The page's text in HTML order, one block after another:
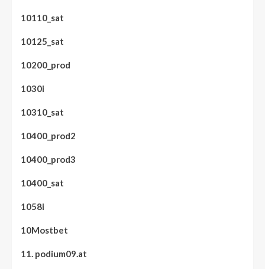
10110_sat
10125_sat
10200_prod
1030i
10310_sat
10400_prod2
10400_prod3
10400_sat
1058i
10Mostbet
11. podium09.at